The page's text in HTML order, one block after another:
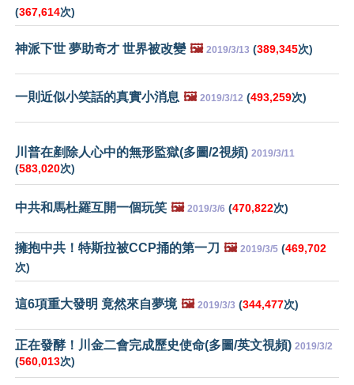
(367,614次)
神派下世 夢助奇才 世界被改變 🖼️ 2019/3/13 (389,345次)
一則近似小笑話的真實小消息 🖼️ 2019/3/12 (493,259次)
川普在剷除人心中的無形監獄(多圖/2視頻) 2019/3/11
(583,020次)
中共和馬杜羅互開一個玩笑 🖼️ 2019/3/6 (470,822次)
擁抱中共！特斯拉被CCP捅的第一刀 🖼️ 2019/3/5 (469,702
次)
這6項重大發明 竟然來自夢境 🖼️ 2019/3/3 (344,477次)
正在發酵！川金二會完成歷史使命(多圖/英文視頻) 2019/3/2
(560,013次)